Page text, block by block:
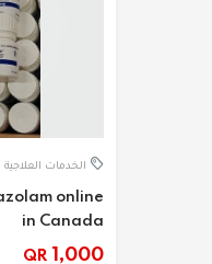
الخدمات العلاجية
online
in Canada
QR 1,000